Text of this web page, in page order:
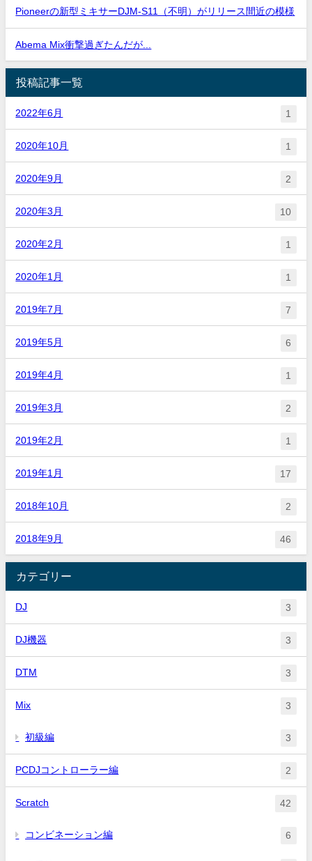
Pioneerの新型ミキサーDJM-S11（不明）がリリース間近の模様
Abema Mix衝撃過ぎたんだが...
投稿記事一覧
2022年6月 1
2020年10月 1
2020年9月 2
2020年3月 10
2020年2月 1
2020年1月 1
2019年7月 7
2019年5月 6
2019年4月 1
2019年3月 2
2019年2月 1
2019年1月 17
2018年10月 2
2018年9月 46
カテゴリー
DJ 3
DJ機器 3
DTM 3
Mix 3
初級編 3
PCDJコントローラー編 2
Scratch 42
コンビネーション編 6